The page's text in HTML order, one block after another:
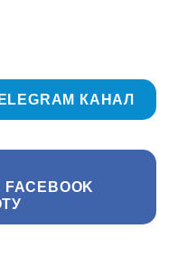
КАНАЛ